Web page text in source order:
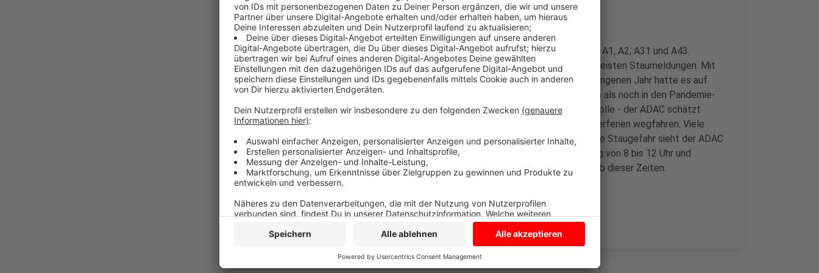
Anzeige
Rund um den Kreis Coesfeld vor allem betroffen: Die Autobahnen A1, A2, A31 und A43.
Letztere verzeichnete vergangenes Jahr in den Osterferien die meisten Staumeldungen. Mit
am längsten im Stau standen Sie auf der A1. Denn schon im vergangenen Jahr hatte es auf
den Autobahnen wieder deutlich mehr und längere Staus gegeben als noch in den Pandemie-
Jahren 2020 und 2021. Die Pandemie spielt immer weniger eine Rolle - der ADAC schätzt
daher, dass dieses Jahr auch wieder viele Menschen über die Osterferien wegfahren. Viele
starten direkt nach dem letzten Schultag in den Urlaub. Die größte Staugefahr sieht der ADAC
daher kommenden Freitag zwischen 13 und 19 Uhr sowie Samstag von 8 bis 12 Uhr und
nochmal zwischen 16 und 20 Uhr. Er rät daher: Fahren Sie außerhalb dieser Zeiten.